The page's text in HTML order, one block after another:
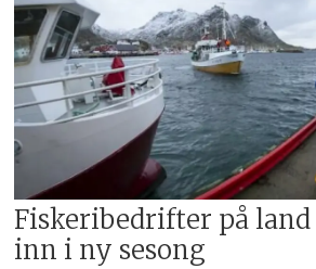
Fiskeribedrifter på
inn i ny sesong